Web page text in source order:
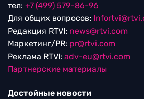
тел: +7 (499) 579-86-96
Для общих вопросов:
Редакция RTVI: news@rtvi.com
Маркетинг/PR: pr@rtvi.com
Реклама RTVI: adv-eu@rtvi.com
Партнерские материалы
Достойные новости